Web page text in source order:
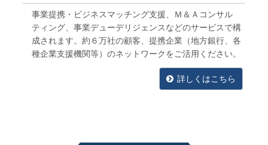
事業提携・ビジネスマッチング支援、Ｍ＆Ａコンサル
ティング、事業デューデリジェンスなどのサービスで構
成されます。約６万社の顧客、提携企業（地方銀行、各
種企業支援機関等）のネットワークをご活用ください。
詳しくはこちら